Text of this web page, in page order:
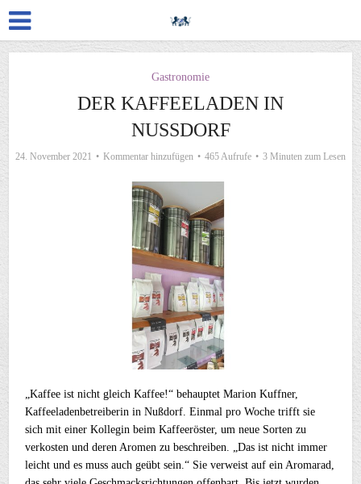
Gastronomie
DER KAFFEELADEN IN
NUSSDORF
24. November 2021 Kommentar hinzufügen 465 Aufrufe 3 Minuten zum Lesen
„Kaffee ist nicht gleich Kaffee!“ behauptet Marion Kuffner,
Kaffeeladenbetreiberin in Nußdorf. Einmal pro Woche trifft sie
sich mit einer Kollegin beim Kaffeeröster, um neue Sorten zu
verkosten und deren Aromen zu beschreiben. „Das ist nicht immer
leicht und es muss auch geübt sein.“ Sie verweist auf ein Aromarad,